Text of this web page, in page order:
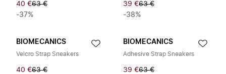
40 €63 €
-37%
39 €63 €
-38%
BIOMECANICS
Velcro Strap Sneakers
40 €63 €
BIOMECANICS
Adhesive Strap Sneakers
39 €63 €